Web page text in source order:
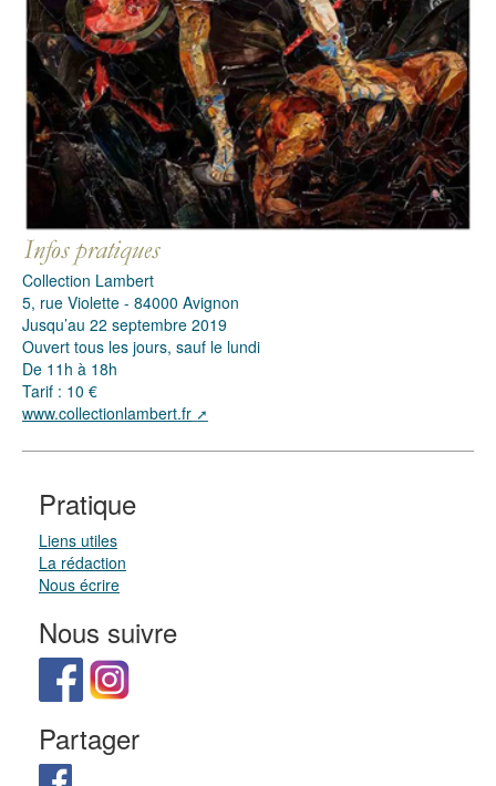
Collection Lambert
5, rue Violette - 84000 Avignon
Jusqu’au 22 septembre 2019
Ouvert tous les jours, sauf le lundi
De 11h à 18h
Tarif : 10 €
www.collectionlambert.fr
Pratique
Liens utiles
La rédaction
Nous écrire
Nous suivre
Partager